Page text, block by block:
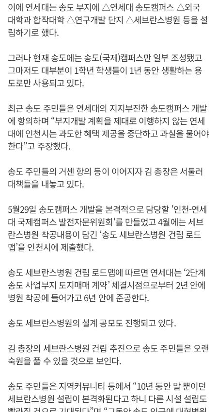
이에 연세대는 송도 부지에 △연세대 송도캠퍼스 △외국
대학과 합작대학 △연구개발 단지 △세브란스병원 등을 설
립하기로 했다.
그러나 현재 송도에는 송도(국제)캠퍼스만 일부 조성됐고
그마저도 대부분이 1학년 학생들이 1년 동안 생활하는 용
도로만 사용되고 있다.
최근 송도 주민들은 연세대의 지지부진한 송도캠퍼스 개발
에 항의하며 “부지개발 계획을 제대로 이행하지 않는 연세
대에 인천시는 과도한 혜택 제공을 중단하고 과실을 물어야
한다”고 주장했다.
송도 주민들의 거센 항의 등이 이어지자 김 총장은 서둘러
대책들을 내놓고 있다.
5월29일 송도캠퍼스 개발을 본격적으로 담당할 '인천-연세
대 국제캠퍼스 발전자문위원회'를 만들었고 4월에는 세브
란스병원 착공내용이 담긴 ‘송도 세브란스병원 건립 로드
맵’을 인천시에 제출했다.
송도 세브란스병원 건립 로드맵에 따르면 연세대는 ‘2단계
송도 사업부지 토지매매 계약’ 체결시점으로부터 2년 안에
병원 착공에 들어가고 6년 안에 준공한다.
송도 세브란스병원의 설계 공모도 진행되고 있다.
김 총장의 세브란스병원 건립 추진으로 송도 주민들은 오랜
숙원을 풀 수 있을 것으로 보인다.
송도 주민들은 지역커뮤니티 등에서 “10년 동안 말 뿐이던
세브란스병원 설립이 본격화된다고 하니 다른 시설 설립도